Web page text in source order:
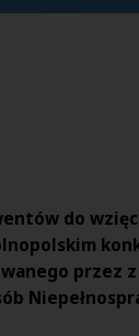
do
przez